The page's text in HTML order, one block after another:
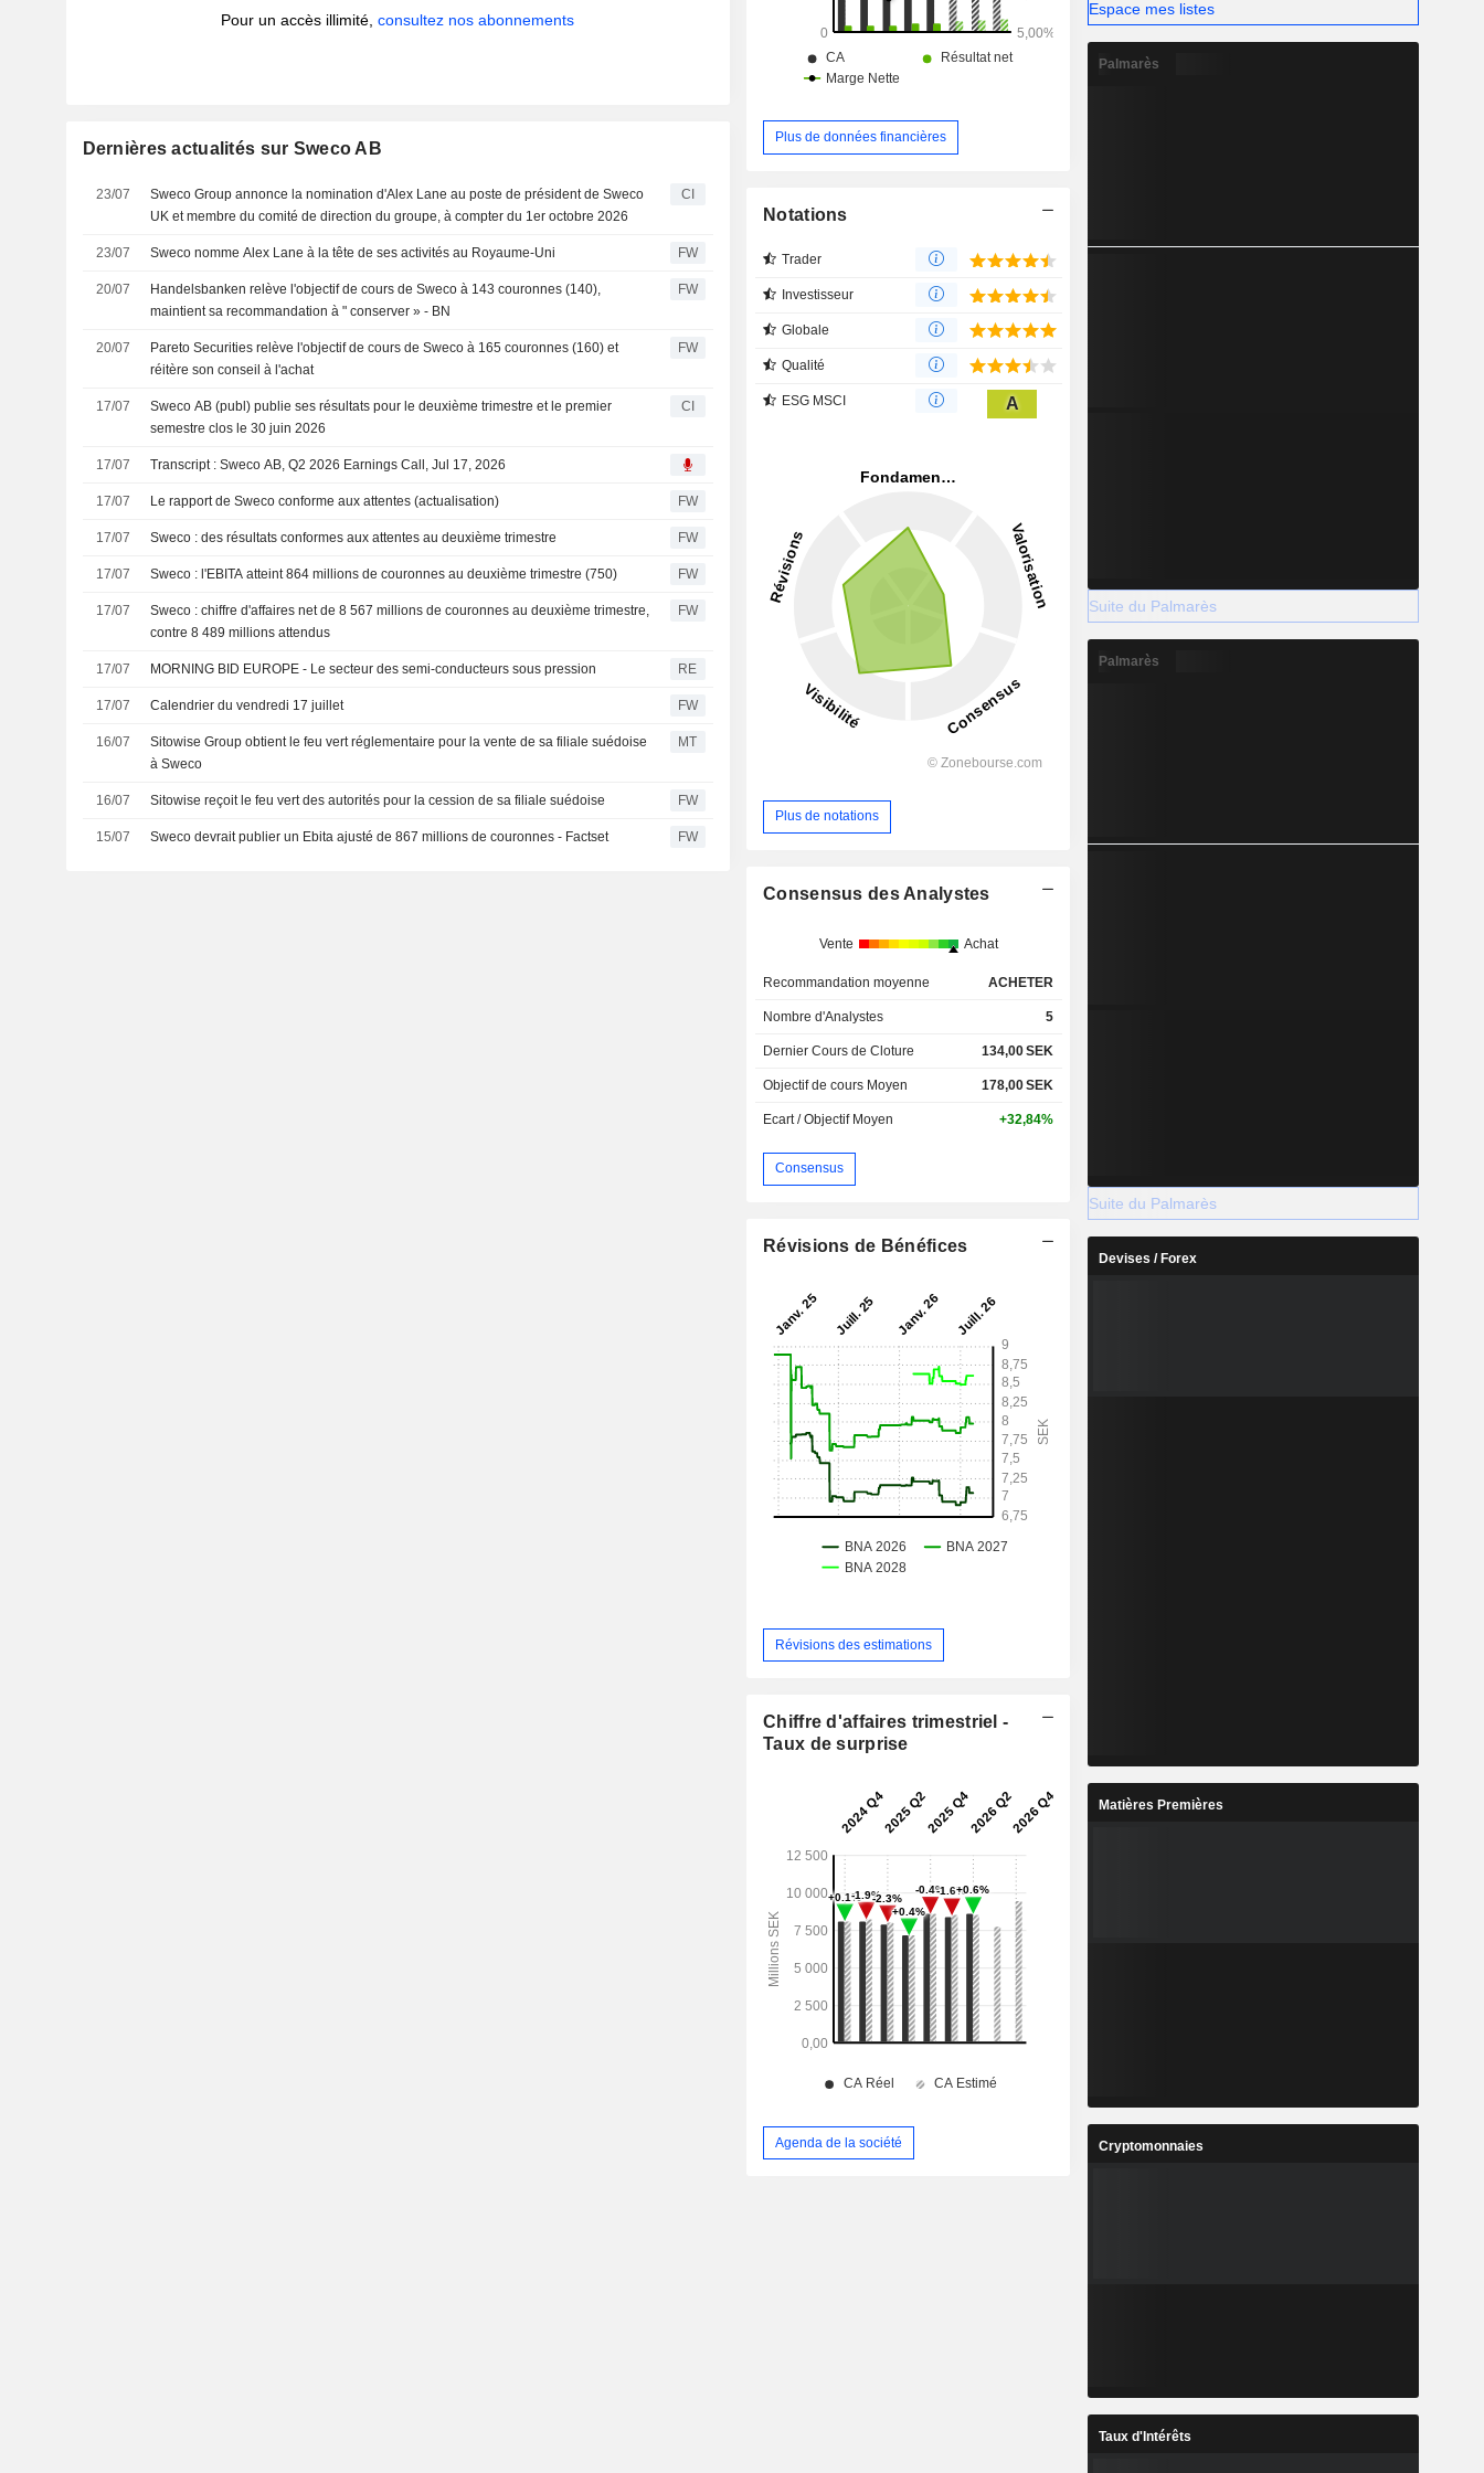
Pour un accès illimité,consultez nos abonnements
Dernières actualités sur Sweco AB
23/07
Sweco Group annonce la nomination d'Alex Lane au poste de président de Sweco
UK et membre du comité de direction du groupe, à compter du 1er octobre 2026
CI
23/07 Sweco nomme Alex Lane à la tête de ses activités au Royaume-Uni FW
20/07
Handelsbanken relève l'objectif de cours de Sweco à 143 couronnes (140),
maintient sa recommandation à " conserver » - BN
FW
20/07
Pareto Securities relève l'objectif de cours de Sweco à 165 couronnes (160) et
réitère son conseil à l'achat
FW
17/07
Sweco AB (publ) publie ses résultats pour le deuxième trimestre et le premier
semestre clos le 30 juin 2026
CI
17/07 Transcript : Sweco AB, Q2 2026 Earnings Call, Jul 17, 2026
17/07 Le rapport de Sweco conforme aux attentes (actualisation) FW
17/07 Sweco : des résultats conformes aux attentes au deuxième trimestre FW
17/07 Sweco : l'EBITA atteint 864 millions de couronnes au deuxième trimestre (750) FW
17/07
Sweco : chiffre d'affaires net de 8 567 millions de couronnes au deuxième trimestre,
contre 8 489 millions attendus
FW
17/07 MORNING BID EUROPE - Le secteur des semi-conducteurs sous pression RE
17/07 Calendrier du vendredi 17 juillet FW
16/07
Sitowise Group obtient le feu vert réglementaire pour la vente de sa filiale suédoise
à Sweco
MT
16/07 Sitowise reçoit le feu vert des autorités pour la cession de sa filiale suédoise FW
15/07 Sweco devrait publier un Ebita ajusté de 867 millions de couronnes - Factset FW
Plus de données financières
Notations
Trader
Investisseur
Globale
Qualité
ESG MSCI A
Plus de notations
Consensus des Analystes
Vente Achat
Recommandation moyenne ACHETER
Nombre d'Analystes 5
Dernier Cours de Cloture 134,00SEK
Objectif de cours Moyen 178,00SEK
Ecart / Objectif Moyen +32,84%
Consensus
Révisions de Bénéfices
Révisions des estimations
Chiffre d'affaires trimestriel -
Taux de surprise
Agenda de la société
Espace mes listes
Palmarès
Suite du Palmarès
Palmarès
Suite du Palmarès
Devises / Forex
Matières Premières
Cryptomonnaies
Taux d'Intérêts